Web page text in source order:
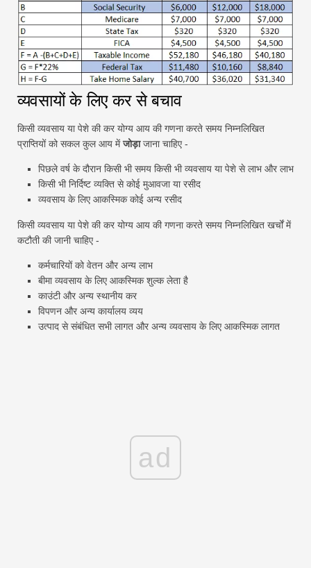
व्यवसायों के लिए कर से बचाव
किसी व्यवसाय या पेशे की कर योग्य आय की गणना करते समय निम्नलिखित
प्राप्तियों को सकल कुल आय मेंजोड़ाजाना चाहिए -
पिछले वर्ष के दौरान किसी भी समय किसी भी व्यवसाय या पेशे से लाभ और लाभ
किसी भी निर्दिष्ट व्यक्ति से कोई मुआवजा या रसीद
व्यवसाय के लिए आकस्मिक कोई अन्य रसीद
किसी व्यवसाय या पेशे की कर योग्य आय की गणना करते समय निम्नलिखित खर्चों में
कटौती की जानी चाहिए -
कर्मचारियों को वेतन और अन्य लाभ
बीमा व्यवसाय के लिए आकस्मिक शुल्क लेता है
काउंटी और अन्य स्थानीय कर
विपणन और अन्य कार्यालय व्यय
उत्पाद से संबंधित सभी लागत और अन्य व्यवसाय के लिए आकस्मिक लागत
ad